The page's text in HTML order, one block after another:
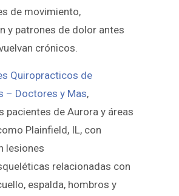
de movimiento,
y patrones de dolor antes
crónicos.
Quiropracticos de
– Doctores y Mas,
pacientes de Aurora y áreas
Plainfield, IL, con
lesiones
relacionadas con
espalda, hombros y